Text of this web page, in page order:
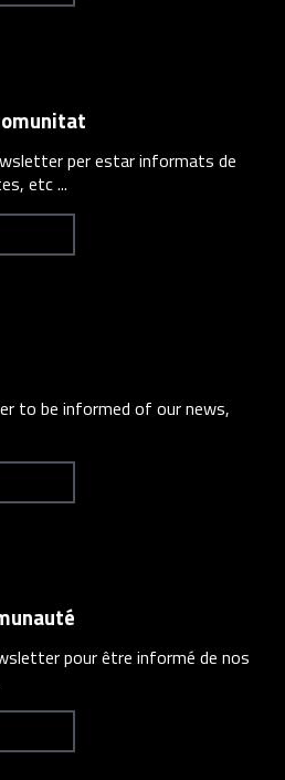
per estar informats de
etc ...
to be informed of our news,
pour être informé de nos